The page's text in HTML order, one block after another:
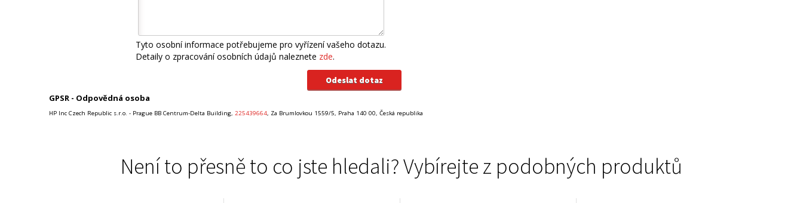
Tyto osobní informace potřebujeme pro vyřízení vašeho dotazu.
Detaily o zpracování osobních údajů naleznete zde.
GPSR - Odpovědná osoba
HP Inc Czech Republic s.r.o. - Prague BB Centrum-Delta Building, 225439664, Za Brumlovkou 1559/5, Praha 140 00, Česká republika
Není to přesně to co jste hledali? Vybírejte z podobných produktů